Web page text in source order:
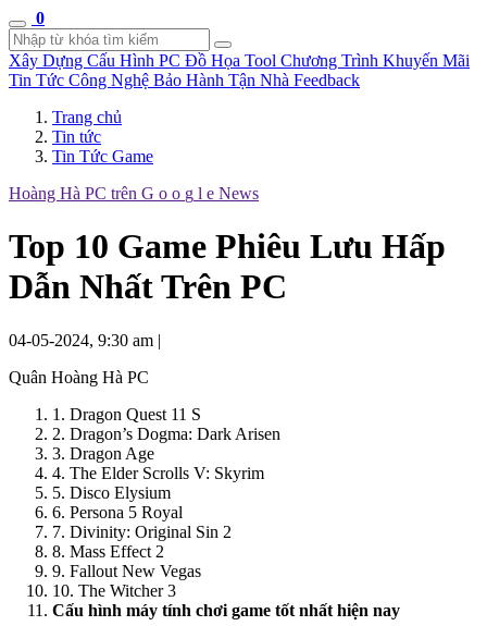
0
Xây Dựng Cấu Hình PC Đồ Họa Tool Chương Trình Khuyến Mãi
Tin Tức Công Nghệ Bảo Hành Tận Nhà Feedback
Trang chủ
Tin tức
Tin Tức Game
Hoàng Hà PC trên G o o g l e News
Top 10 Game Phiêu Lưu Hấp
Dẫn Nhất Trên PC
04-05-2024, 9:30 am |
Quân Hoàng Hà PC
1. Dragon Quest 11 S
2. Dragon’s Dogma: Dark Arisen
3. Dragon Age
4. The Elder Scrolls V: Skyrim
5. Disco Elysium
6. Persona 5 Royal
7. Divinity: Original Sin 2
8. Mass Effect 2
9. Fallout New Vegas
10. The Witcher 3
Cấu hình máy tính chơi game tốt nhất hiện nay